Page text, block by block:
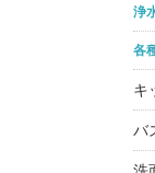
浄
各
キ
バ